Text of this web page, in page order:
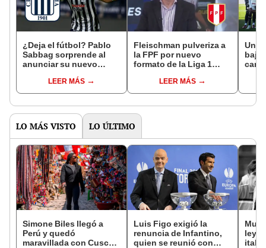
¿Deja el fútbol? Pablo
Sabbag sorprende al
anunciar su nuevo
con Alianza Lima
LEER MÁS
Fleischman pulveriza a
la FPF por nuevo
formato de la Liga 1
el dinero, no la
competitividad"
LEER MÁS
baja
LO MÁS VISTO LO ÚLTIMO
Simone Biles llegó a
Perú y quedó
maravillada con Cusco:
Luis Figo exigió la
renuncia de Infantino,
quien se reunió con